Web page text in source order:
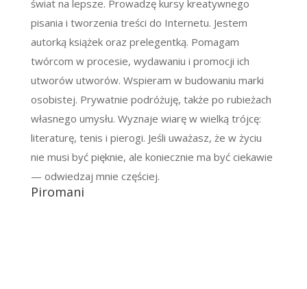
świat na lepsze. Prowadzę kursy kreatywnego
pisania i tworzenia treści do Internetu. Jestem
autorką książek oraz prelegentką. Pomagam
twórcom w procesie, wydawaniu i promocji ich
utworów utworów. Wspieram w budowaniu marki
osobistej. Prywatnie podróżuję, także po rubieżach
własnego umysłu. Wyznaje wiarę w wielką trójcę:
literaturę, tenis i pierogi. Jeśli uważasz, że w życiu
nie musi być pięknie, ale koniecznie ma być ciekawie
— odwiedzaj mnie częściej.
Piromani